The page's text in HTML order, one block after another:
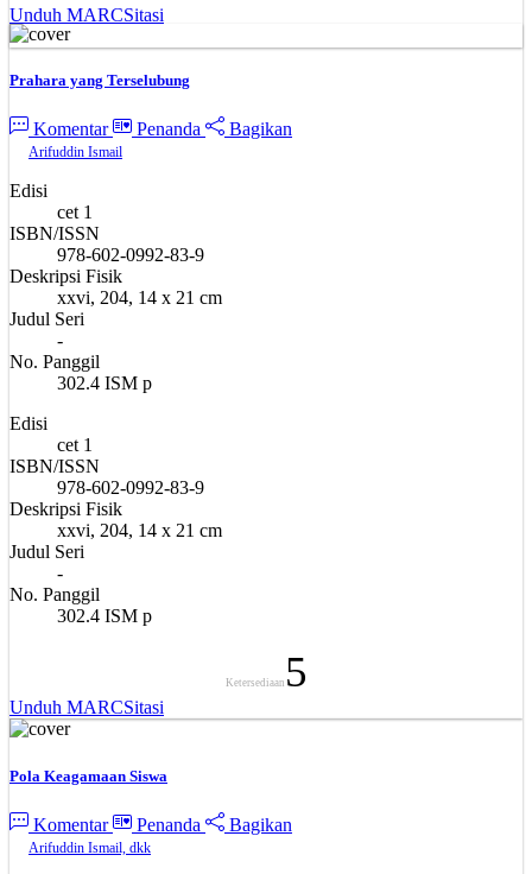
Unduh MARCSitasi
Prahara yang Terselubung
Komentar Penanda Bagikan
Arifuddin Ismail
Edisi
cet 1
ISBN/ISSN
978-602-0992-83-9
Deskripsi Fisik
xxvi, 204, 14 x 21 cm
Judul Seri
-
No. Panggil
302.4 ISM p
Edisi
cet 1
ISBN/ISSN
978-602-0992-83-9
Deskripsi Fisik
xxvi, 204, 14 x 21 cm
Judul Seri
-
No. Panggil
302.4 ISM p
Ketersediaan 5
Unduh MARCSitasi
Pola Keagamaan Siswa
Komentar Penanda Bagikan
Arifuddin Ismail, dkk